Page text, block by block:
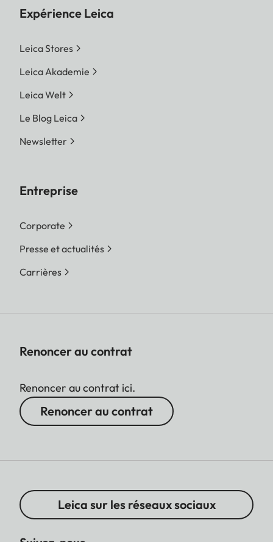
Expérience Leica
Leica Stores
Leica Akademie
Leica Welt
Le Blog Leica
Newsletter
Entreprise
Corporate
Presse et actualités
Carrières
Renoncer au contrat
Renoncer au contrat ici.
Renoncer au contrat
Leica sur les réseaux sociaux